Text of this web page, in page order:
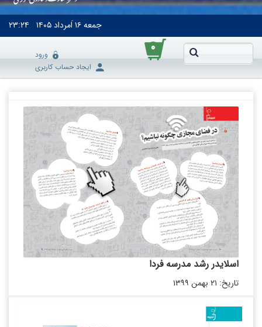
جمعه۱۶ اَمرداد ۱۴۰۵ ۲۳:۲۴
۰
ورود
ایجاد حساب کاربری
اسلایدر رشد مدرسه فردا
تاریخ: ۲۱ بهمن ۱۳۹۹